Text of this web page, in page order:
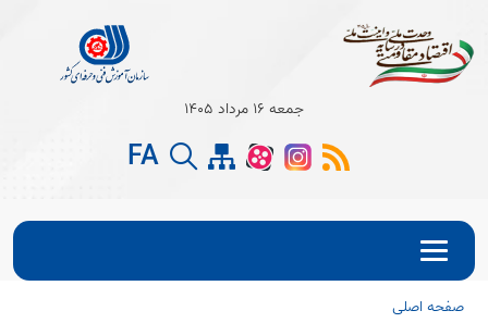
Open
جمعه 16 مرداد 1405
FA
صفحه اصلی